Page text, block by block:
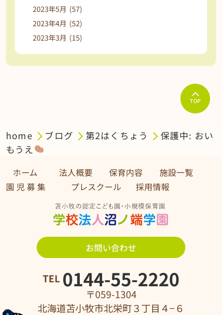
2023年5月 (57)
2023年4月 (52)
2023年3月 (15)
TOP
home ブログ 第2はくちょう
保護中: おい
もうえ
ホーム 法人概要 保育内容
施設一覧
園 児 募 集 プレスクール
採用情報
お問い合わせ
TEL 0144-55-2220
〒059-1304
北海道苫小牧市北栄町３丁目４−６